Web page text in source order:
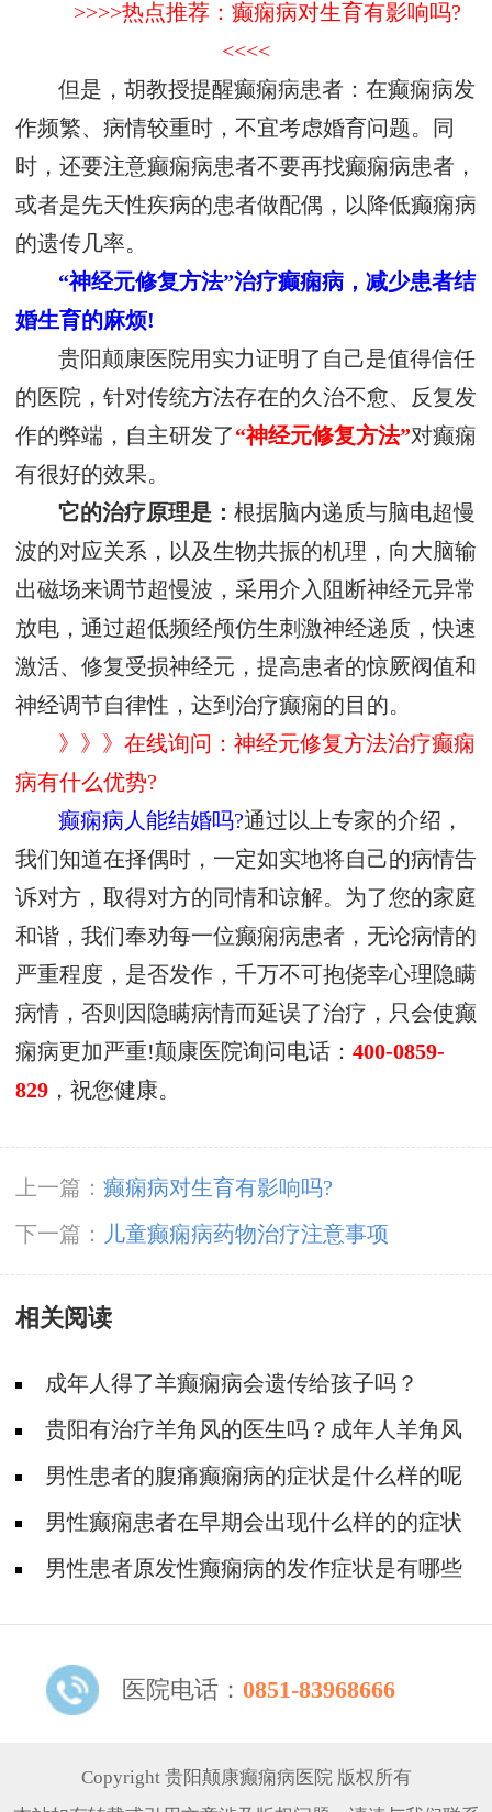
>>>>热点推荐：癫痫病对生育有影响吗?
<<<<
但是，胡教授提醒癫痫病患者：在癫痫病发
作频繁、病情较重时，不宜考虑婚育问题。同
时，还要注意癫痫病患者不要再找癫痫病患者，
或者是先天性疾病的患者做配偶，以降低癫痫病
的遗传几率。
“神经元修复方法”治疗癫痫病，减少患者结
婚生育的麻烦!
贵阳颠康医院用实力证明了自己是值得信任
的医院，针对传统方法存在的久治不愈、反复发
作的弊端，自主研发了“神经元修复方法”对癫痫
有很好的效果。
它的治疗原理是：根据脑内递质与脑电超慢
波的对应关系，以及生物共振的机理，向大脑输
出磁场来调节超慢波，采用介入阻断神经元异常
放电，通过超低频经颅仿生刺激神经递质，快速
激活、修复受损神经元，提高患者的惊厥阀值和
神经调节自律性，达到治疗癫痫的目的。
》》》在线询问：神经元修复方法治疗癫痫
病有什么优势?
癫痫病人能结婚吗?通过以上专家的介绍，
我们知道在择偶时，一定如实地将自己的病情告
诉对方，取得对方的同情和谅解。为了您的家庭
和谐，我们奉劝每一位癫痫病患者，无论病情的
严重程度，是否发作，千万不可抱侥幸心理隐瞒
病情，否则因隐瞒病情而延误了治疗，只会使癫
痫病更加严重!颠康医院询问电话： 400-0859-
829 ，祝您健康。
上一篇： 癫痫病对生育有影响吗?
下一篇：
儿童癫痫病药物治疗注意事项
相关阅读
成年人得了羊癫痫病会遗传给孩子吗？
贵阳有治疗羊角风的医生吗？成年人羊角风
如何预防?
男性患者的腹痛癫痫病的症状是什么样的呢
男性癫痫患者在早期会出现什么样的的症状
表现男性患者原发性癫痫病的发作症状是有哪些
医院电话： 0851-83968666
Copyright 贵阳颠康癫痫病医院 版权所有